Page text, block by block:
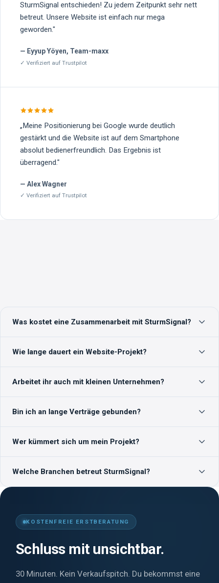
SturmSignal entschieden! Zu jedem Zeitpunkt sehr nett
betreut. Unsere Website ist einfach nur mega
geworden."
— Eyyup Yöyen, Team-maxx
✓ Verifiziert auf Trustpilot
„Meine Positionierung bei Google wurde deutlich
gestärkt und die Website ist auf dem Smartphone
absolut bedienerfreundlich. Das Ergebnis ist
überragend."
— Alex Wagner
✓ Verifiziert auf Trustpilot
Was kostet eine Zusammenarbeit mit SturmSignal?
netto. Performance-Marketing-Betreuung gibt es ab 690 €
Wie lange dauert ein Website-Projekt?
Komplexere Projekte mit individuellen Funktionen brauchen
Arbeitet ihr auch mit kleinen Unternehmen?
Handwerksbetriebe, Pflegedienste, Steuerberater, Praxen und
Bin ich an lange Verträge gebunden?
Websites werden einmalig produziert, Wartung ist optional.
Wer kümmert sich um mein Projekt?
dein Projekt vom Erstgespräch bis zum Launch begleitet.
Welche Branchen betreut SturmSignal?
KOSTENFREIE ERSTBERATUNG
Schluss mit unsichtbar.
30 Minuten. Kein Verkaufspitch. Du bekommst eine